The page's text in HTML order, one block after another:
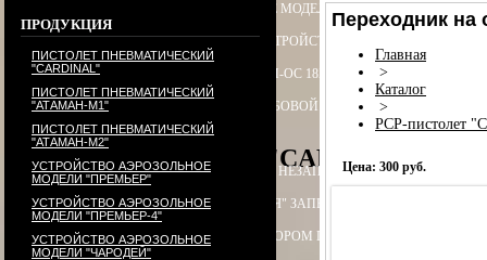
УСТРОЙСТВО АЭРОЗОЛЬНОЕ МОДЕЛИ "ОБЕРЕГ"
УСТРОЙСТВО ПУСКОВОЕУСТРОЙСТВО ПУСКОВОЕ ПУ - 3
БАМ-ОС+CR 13Х50, 13Х60 БАМ-ОС 18Х55 БАМ-ОС 18Х51
ПАТРОН СИГНАЛЬНЫЙ РЕЗЬБОВОЙ ("СИГНАЛ ОХОТНИКА")
PCP-пистолет "CARDINAL",
ЭЛЕКТРОПРИКЛАД ПРИКЛАД НЕЗАПРАВЛЯЕМЫЙ В СБОРЕ
ПРИКЛАД - КОЛБА ("ГОРЯЧАЯ" ЗАПРАВКА) В СБОРЕ
ПРИКЛАД - КОЛБА С РЕДУКТОРОМ ПОПЕРЕЧНЫМ В СБОРЕ
ПРОДУКЦИЯ
ПИСТОЛЕТ ПНЕВМАТИЧЕСКИЙ
"CARDINAL"
ПИСТОЛЕТ ПНЕВМАТИЧЕСКИЙ
"АТАМАН-М1"
ПИСТОЛЕТ ПНЕВМАТИЧЕСКИЙ
"АТАМАН-М2"
УСТРОЙСТВО АЭРОЗОЛЬНОЕ
МОДЕЛИ "ПРЕМЬЕР"
УСТРОЙСТВО АЭРОЗОЛЬНОЕ
МОДЕЛИ "ПРЕМЬЕР-4"
УСТРОЙСТВО АЭРОЗОЛЬНОЕ
МОДЕЛИ "ЧАРОДЕЙ"
Переходник на
Главная
>
Каталог
>
PCP-пистолет
Цена: 300 руб.